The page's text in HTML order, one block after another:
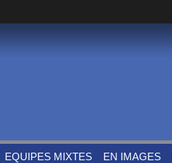
EQUIPES MIXTES EN IMAGES